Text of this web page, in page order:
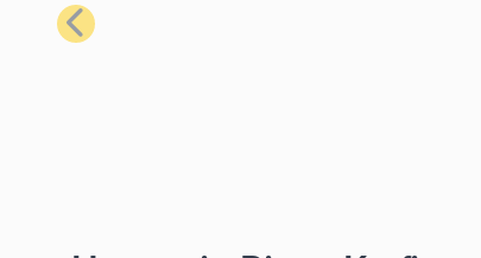
Na Baya